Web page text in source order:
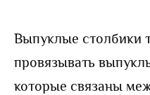
Выпуклые столбики
провязывать
которые связаны